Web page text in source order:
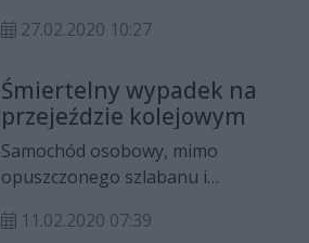
niecierpliwią się brakiem
drogi S12 w tym obszarze. - To
GDDKiA hamuje – mówił na
parlamentarnym posiedzeniu
starosta zwoleński, a GDDKiA
tłumaczy skąd ten dłużący się
termin.
27.02.2020 10:27
Śmiertelny wypadek na
przejeździe kolejowym
Samochód osobowy, mimo
opuszczonego szlabanu i
tory, gdzie zderzył się z pociągiem
11.02.2020 07:39